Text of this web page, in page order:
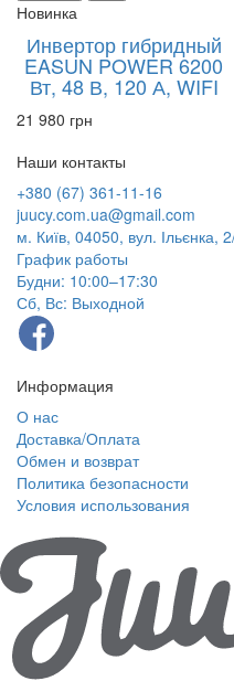
Новинка
Инвертор гибридный
EASUN POWER 6200
Вт, 48 В, 120 А, WIFI
21 980 грн
Наши контакты
+380 (67) 361-11-16
juucy.com.ua@gmail.com
м. Київ, 04050, вул. Ільєнка,
График работы
Будни: 10:00–17:30
Сб, Вс: Выходной
Информация
О нас
Доставка/Оплата
Обмен и возврат
Политика безопасности
Условия использования